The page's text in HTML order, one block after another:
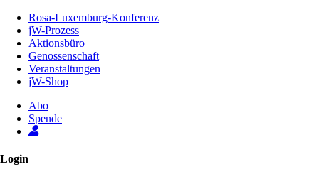
Inhalt
Seite
Rosa-Luxemburg-Konferenz
jW-Prozess
Aktionsbüro
Genossenschaft
Veranstaltungen
jW-Shop
Abo
Spende
Login